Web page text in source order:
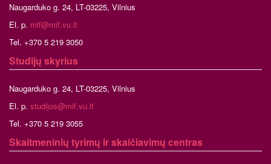
Naugarduko g. 24, LT-03225, Vilnius
El. p. mif@mif.vu.lt
Tel. +370 5 219 3050
Studijų skyrius
Naugarduko g. 24, LT-03225, Vilnius
El. p. studijos@mif.vu.lt
Tel. +370 5 219 3055
Skaitmeninių tyrimų ir skaičiavimų centras